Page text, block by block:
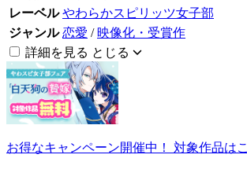
レーベル やわらかスピリッツ女子部
ジャンル 恋愛 / 映像化・受賞作
詳細を見る とじる
お得なキャンペーン開催中！ 対象作品は